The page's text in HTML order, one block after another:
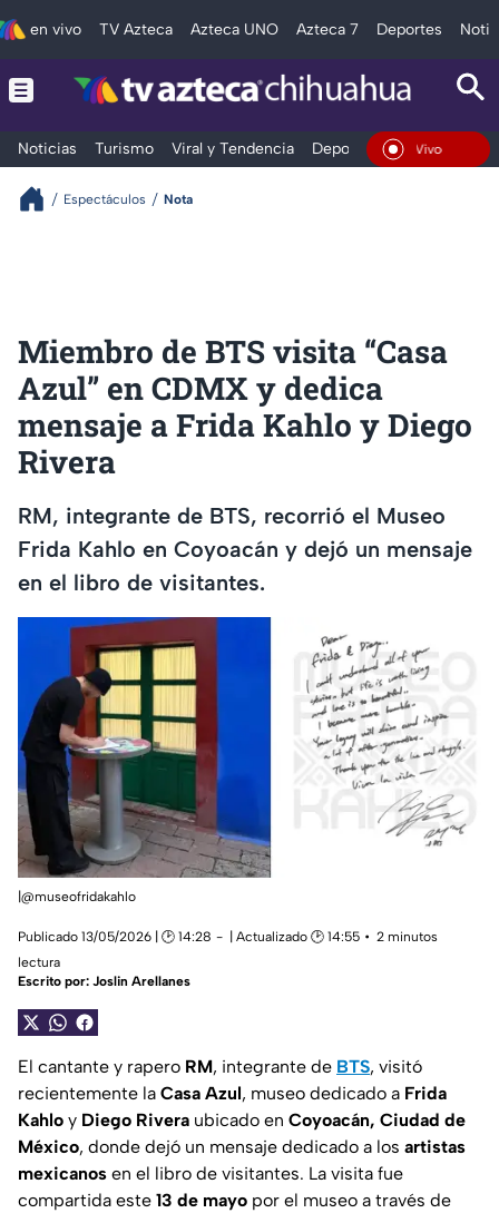
en vivo TV Azteca Azteca UNO Azteca 7 Deportes
Noticias Turismo Viral y Tendencia Deportes Espectáculos
En Vivo
Espectáculos Nota
Miembro de BTS visita “Casa
Azul” en CDMX y dedica
mensaje a Frida Kahlo y Diego
Rivera
RM, integrante de BTS, recorrió el Museo
Frida Kahlo en Coyoacán y dejó un mensaje
en el libro de visitantes.
|@museofridakahlo
Publicado 13/05/2026 | 🕑 14:28 | Actualizado 🕑 14:55
2 minutos
lectura
Escrito por: Joslin Arellanes
El cantante y rapero RM, integrante de BTS, visitó
recientemente la Casa Azul, museo dedicado a Frida
Kahlo y Diego Rivera ubicado en Coyoacán, Ciudad de
México, donde dejó un mensaje dedicado a los artistas
mexicanos en el libro de visitantes. La visita fue
compartida este 13 de mayo por el museo a través de